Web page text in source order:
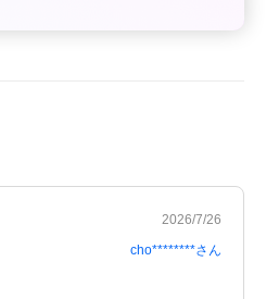
2026/7/26
cho********さん